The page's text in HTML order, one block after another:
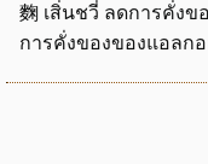
麴 เสิ่นชวี่ ลดการคั่งข
การคั่งของของแอลก